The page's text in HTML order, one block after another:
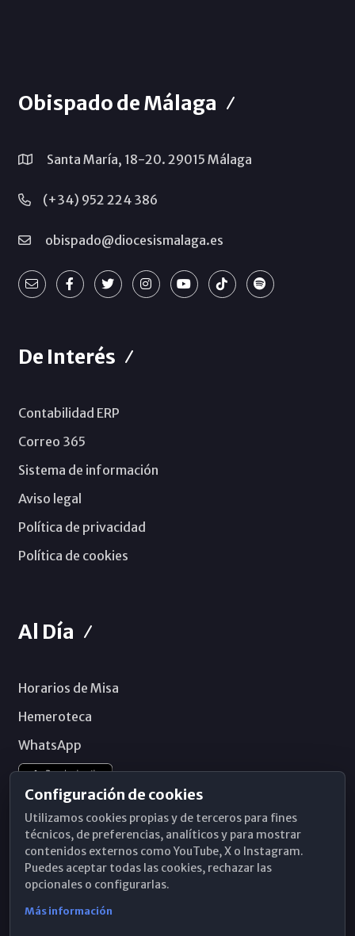
Obispado de Málaga
Santa María, 18-20. 29015 Málaga
(+34) 952 224 386
obispado@diocesismalaga.es
De Interés
Contabilidad ERP
Correo 365
Sistema de información
Aviso legal
Política de privacidad
Política de cookies
Al Día
Horarios de Misa
Hemeroteca
WhatsApp
Configuración de cookies
Utilizamos cookies propias y de terceros para fines
técnicos, de preferencias, analíticos y para mostrar
contenidos externos como YouTube, X o Instagram.
Puedes aceptar todas las cookies, rechazar las
opcionales o configurarlas.
Más información